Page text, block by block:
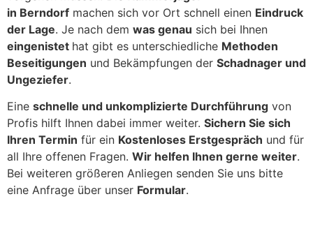
in Berndorf machen sich vor Ort schnell einen Eindruck
der Lage. Je nach dem was genau sich bei Ihnen
eingenistet hat gibt es unterschiedliche Methoden
Beseitigungen und Bekämpfungen der Schadnager und
Ungeziefer.
Eine schnelle und unkomplizierte Durchführung von
Profis hilft Ihnen dabei immer weiter. Sichern Sie sich
Ihren Termin für ein Kostenloses Erstgespräch und für
all Ihre offenen Fragen. Wir helfen Ihnen gerne weiter.
Bei weiteren größeren Anliegen senden Sie uns bitte
eine Anfrage über unser Formular.